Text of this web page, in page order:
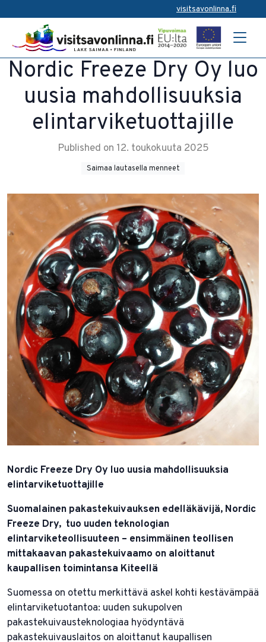
visitsavonlinna.fi
Nordic Freeze Dry Oy luo
uusia mahdollisuuksia
elintarviketuottajille
Published on 12. toukokuuta 2025
Saimaa lautasella menneet
Nordic Freeze Dry Oy luo uusia mahdollisuuksia
elintarviketuottajille
Suomalainen pakastekuivauksen edelläkävijä, Nordic
Freeze Dry, tuo uuden teknologian
elintarviketeollisuuteen – ensimmäinen teollisen
mittakaavan pakastekuivaamo on aloittanut
kaupallisen toimintansa Kiteellä
Suomessa on otettu merkittävä askel kohti kestävämpää
elintarviketuotantoa: uuden sukupolven
pakastekuivausteknologiaa hyödyntävä
pakastekuivauslaitos on aloittanut kaupallisen